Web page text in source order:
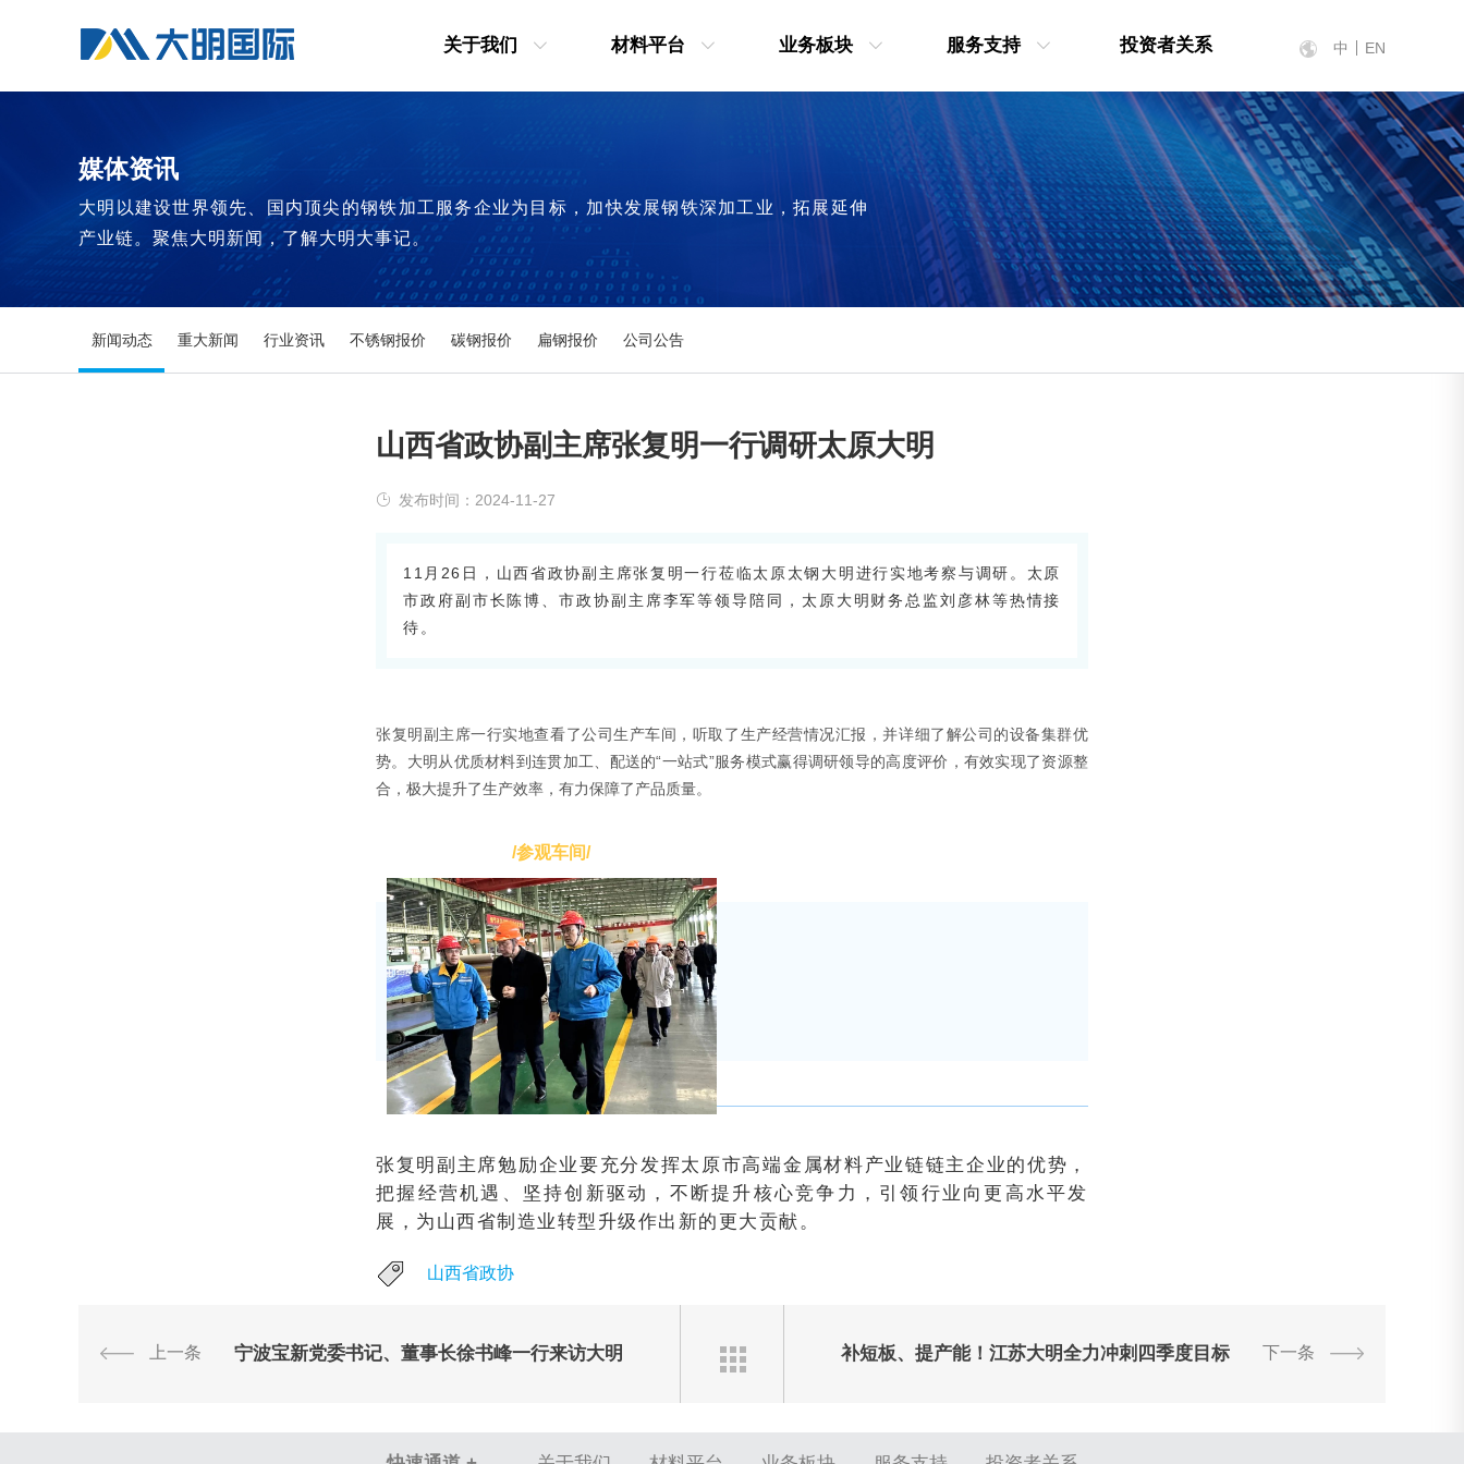
中 EN
关于我们 材料平台 业务板块 服务支持 投资者关系
媒体资讯
大明以建设世界领先、国内顶尖的钢铁加工服务企业为目标，加快发展钢铁深加工业，拓展延伸
产业链。聚焦大明新闻，了解大明大事记。
新闻动态 重大新闻 行业资讯 不锈钢报价 碳钢报价 扁钢报价 公司公告
山西省政协副主席张复明一行调研太原大明
发布时间：2024-11-27
11月26日，山西省政协副主席张复明一行莅临太原太钢大明进行实地考察与调研。太原
市政府副市长陈博、市政协副主席李军等领导陪同，太原大明财务总监刘彦林等热情接
待。
张复明副主席一行实地查看了公司生产车间，听取了生产经营情况汇报，并详细了解公司的设备集群优
势。大明从优质材料到连贯加工、配送的“一站式”服务模式赢得调研领导的高度评价，有效实现了资源整
合，极大提升了生产效率，有力保障了产品质量。
/参观车间/
张复明副主席勉励企业要充分发挥太原市高端金属材料产业链链主企业的优势，
把握经营机遇、坚持创新驱动，不断提升核心竞争力，引领行业向更高水平发
展，为山西省制造业转型升级作出新的更大贡献。
山西省政协
上一条 宁波宝新党委书记、董事长徐书峰一行来访大明 下一条
补短板、提产能！江苏大明全力冲刺四季度目标